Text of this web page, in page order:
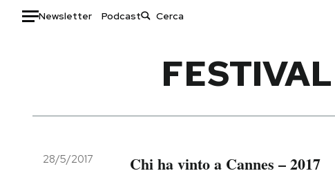
Newsletter Podcast
Italia
Politica
Moda
28/5/2017 Chi ha vinto a Cannes – 2017